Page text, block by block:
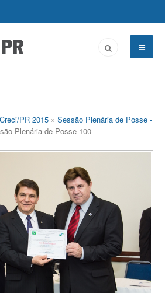
PR 2015 » Sessão Plenária de Posse -
Plenária de Posse-100